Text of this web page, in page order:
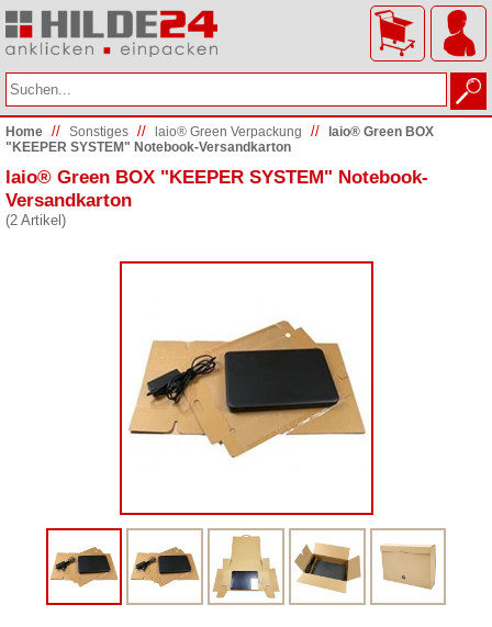
Home // Sonstiges // laio® Green Verpackung //
laio® Green BOX
"KEEPER SYSTEM" Notebook-Versandkarton
laio® Green BOX "KEEPER SYSTEM" Notebook-
Versandkarton
(2 Artikel)